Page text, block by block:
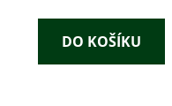
DO KOŠÍKU